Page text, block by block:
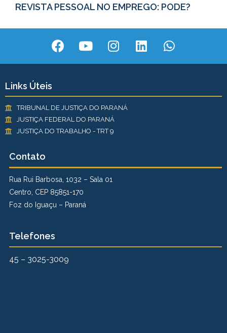
REVISTA PESSOAL NO EMPREGO: PODE?
Links Úteis
TRIBUNAL DE JUSTIÇA DO PARANÁ
JUSTIÇA FEDERAL DO PARANÁ
JUSTIÇA DO TRABALHO - TRT 9
Contato
Rua Rui Barbosa, 1032 – Sala 01
Centro, CEP 85851-170
Foz do Iguaçu – Paraná
Telefones
45 – 3025-3009